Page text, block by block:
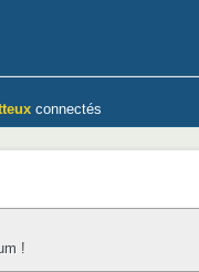
connectés
!